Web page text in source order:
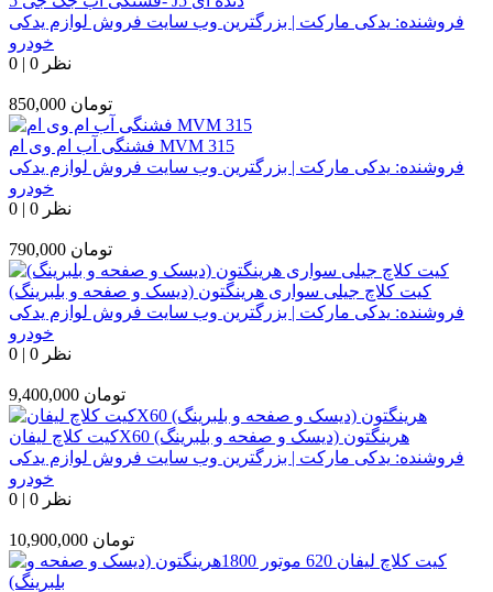
فروشنده: یدکی مارکت | بزرگترین وب سایت فروش لوازم یدکی
خودرو
0 | 0 نظر
850,000 تومان
فشنگی آب ام وی ام MVM 315
فروشنده: یدکی مارکت | بزرگترین وب سایت فروش لوازم یدکی
خودرو
0 | 0 نظر
790,000 تومان
کیت کلاچ جیلی سواری هرینگتون (دیسک و صفحه و بلبرینگ)
فروشنده: یدکی مارکت | بزرگترین وب سایت فروش لوازم یدکی
خودرو
0 | 0 نظر
9,400,000 تومان
کیت کلاچ لیفانX60 هرینگتون (دیسک و صفحه و بلبرینگ)
فروشنده: یدکی مارکت | بزرگترین وب سایت فروش لوازم یدکی
خودرو
0 | 0 نظر
10,900,000 تومان